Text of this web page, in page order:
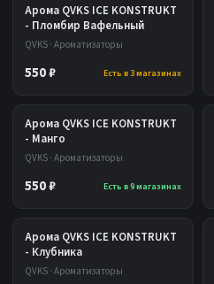
Арома QVKS ICE KONSTRUKT
- Пломбир Вафельный
QVKS · Ароматизаторы
550 ₽ Есть в 3 магазинах
Арома QVKS ICE KONSTRUKT
- Манго
QVKS · Ароматизаторы
550 ₽ Есть в 9 магазинах
Арома QVKS ICE KONSTRUKT
- Клубника
QVKS · Ароматизаторы